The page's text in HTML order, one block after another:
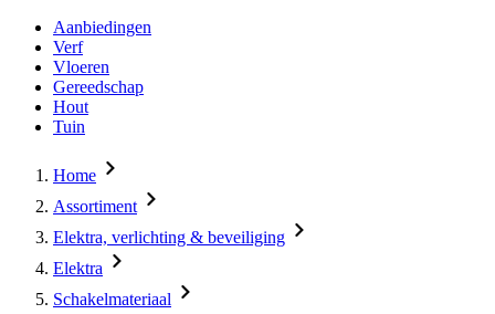
Aanbiedingen
Verf
Vloeren
Gereedschap
Hout
Tuin
Home
Assortiment
Elektra, verlichting & beveiliging
Elektra
Schakelmateriaal